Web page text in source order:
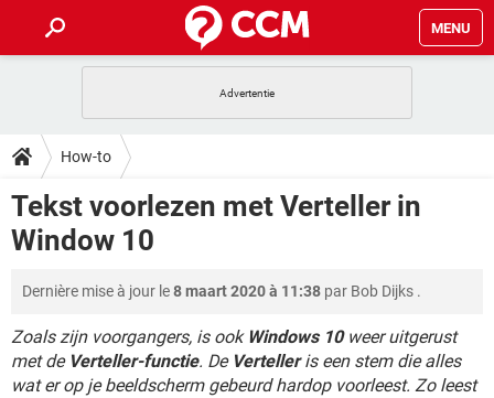
MENU
INSTAGRAM
NETFLIX CORONAVIRUS
GRATIS
HOW-TO
VIDEOBELLEN
INSTAGRAM WINDOWS 10
GRATIS SNAPCHAT
TIKTOK
DOWNLOADS
VIDEOBELLEN
GRATIS SNAPCHAT
TIKTOK
FORUM
VIDEOBELLEN GAMES
INSTAGRAM WINDOWS 10
NETFLIX CORONAVIRUS
VIDEOBELLEN GAMES
INSTAGRAM WINDOWS 10
How-to
Tekst voorlezen met Verteller in
Window 10
Dernière mise à jour le8 maart 2020 à 11:38 par Bob Dijks .
Zoals zijn voorgangers, is ook Windows 10weer uitgerust
met de Verteller-functie. De Vertelleris een stem die alles
wat er op je beeldscherm gebeurd hardop voorleest. Zo leest